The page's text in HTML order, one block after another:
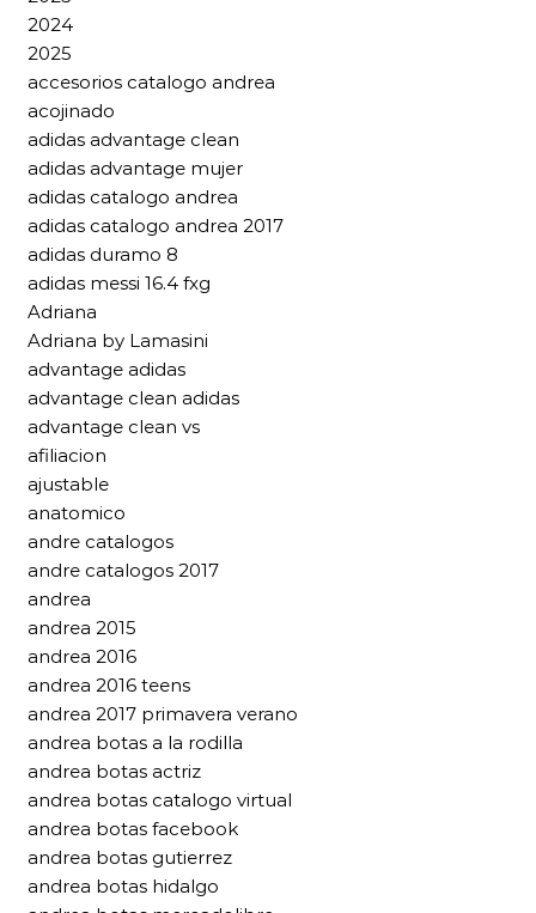
2024
2025
accesorios catalogo andrea
acojinado
adidas advantage clean
adidas advantage mujer
adidas catalogo andrea
adidas catalogo andrea 2017
adidas duramo 8
adidas messi 16.4 fxg
Adriana
Adriana by Lamasini
advantage adidas
advantage clean adidas
advantage clean vs
afiliacion
ajustable
anatomico
andre catalogos
andre catalogos 2017
andrea
andrea 2015
andrea 2016
andrea 2016 teens
andrea 2017 primavera verano
andrea botas a la rodilla
andrea botas actriz
andrea botas catalogo virtual
andrea botas facebook
andrea botas gutierrez
andrea botas hidalgo